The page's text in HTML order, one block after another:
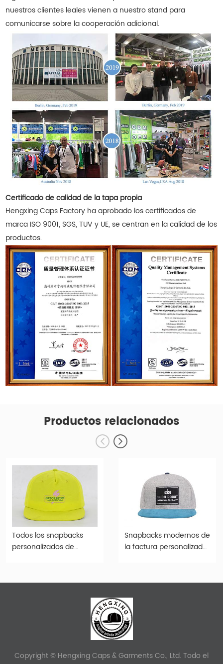
nuestros clientes leales vienen a nuestro stand para
comunicarse sobre la cooperación adicional.
Certificado de calidad de la tapa propia
Hengxing Caps Factory ha aprobado los certificados de
marca ISO 9001, SGS, TUV y UE, se centran en la calidad de los
productos.
Productos relacionados
Todos los snapbacks
personalizados de
Snapbacks modernos de
la factura personalizada
Copyright © Hengxing Caps & Garments Co., Ltd. Todo el